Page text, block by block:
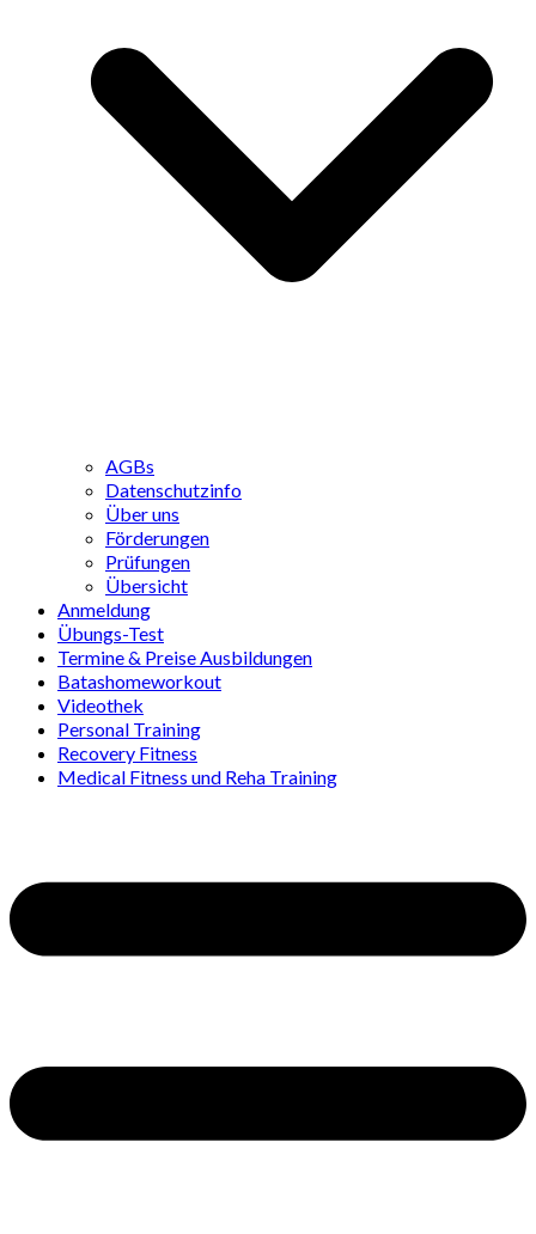
AGBs
Datenschutzinfo
Über uns
Förderungen
Prüfungen
Übersicht
Anmeldung
Übungs-Test
Termine & Preise Ausbildungen
Batashomeworkout
Videothek
Personal Training
Recovery Fitness
Medical Fitness und Reha Training